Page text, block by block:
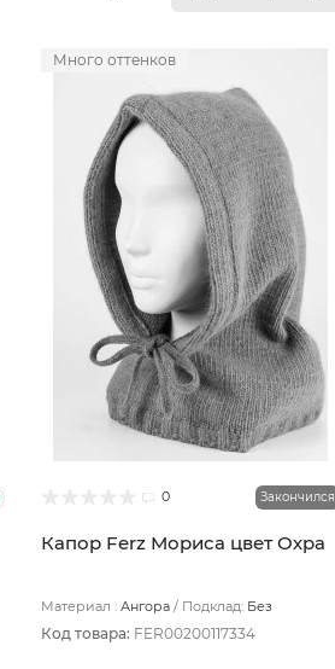
Много оттенков
0 Закончился
Капор Ferz Мориса цвет Охра
Материал : Ангора Подклад: Без
Код товара: FER00200117334